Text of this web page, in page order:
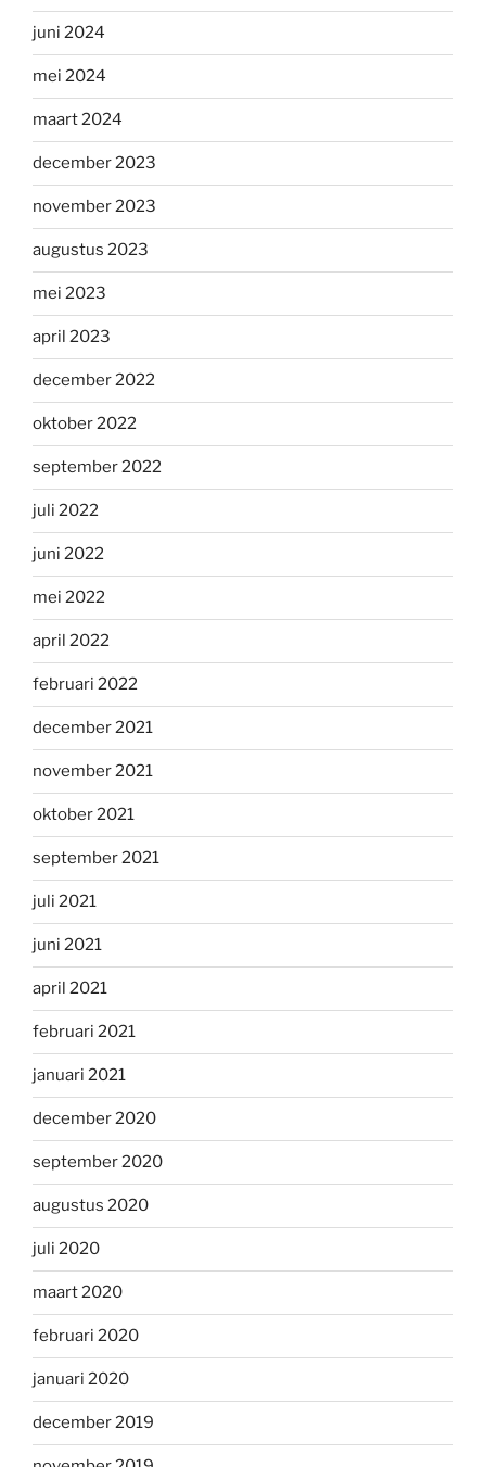
juni 2024
mei 2024
maart 2024
december 2023
november 2023
augustus 2023
mei 2023
april 2023
december 2022
oktober 2022
september 2022
juli 2022
juni 2022
mei 2022
april 2022
februari 2022
december 2021
november 2021
oktober 2021
september 2021
juli 2021
juni 2021
april 2021
februari 2021
januari 2021
december 2020
september 2020
augustus 2020
juli 2020
maart 2020
februari 2020
januari 2020
december 2019